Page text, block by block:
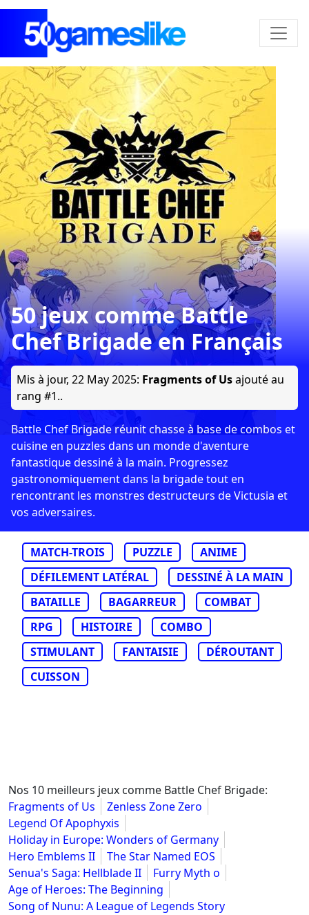
50 jeux comme Battle
Chef Brigade en Français
Mis à jour, 22 May 2025: Fragments of Usajouté au
rang #1..
Battle Chef Brigade réunit chasse à base de combos et
cuisine en puzzles dans un monde d'aventure
fantastique dessiné à la main. Progressez
gastronomiquement dans la brigade tout en
rencontrant les monstres destructeurs de Victusia et
vos adversaires.
MATCH-TROIS PUZZLE
ANIME
DÉFILEMENT LATÉRAL
DESSINÉ À LA MAIN
BATAILLE
BAGARREUR
COMBAT
RPG
HISTOIRE
COMBO
STIMULANT
FANTAISIE
DÉROUTANT
CUISSON
Nos 10 meilleurs jeux comme Battle Chef Brigade:
Fragments of Us
Zenless Zone Zero
Legend Of Apophyxis
Holiday in Europe: Wonders of Germany
Hero Emblems II
The Star Named EOS
Senua's Saga: Hellblade II
Furry Myth o
Age of Heroes: The Beginning
Song of Nunu: A League of Legends Story